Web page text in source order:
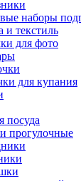
наборы
и текстиль
для фото
для купания
посуда
прогулочные